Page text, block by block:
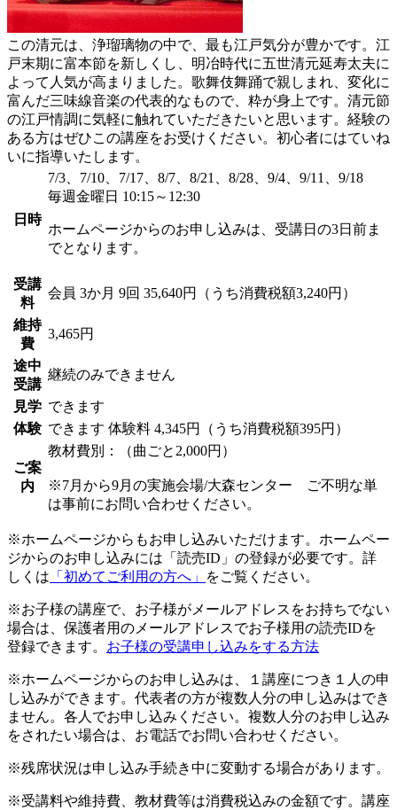
この清元は、浄瑠璃物の中で、最も江戸気分が豊かです。江
戸末期に富本節を新しくし、明冶時代に五世清元延寿太夫に
よって人気が高まりました。歌舞伎舞踊で親しまれ、変化に
富んだ三味線音楽の代表的なもので、粋が身上です。清元節
の江戸情調に気軽に触れていただきたいと思います。経験の
ある方はぜひこの講座をお受けください。初心者にはていね
いに指導いたします。
日時
7/3、7/10、7/17、8/7、8/21、8/28、9/4、9/11、9/18
毎週金曜日 10:15～12:30
ホームページからのお申し込みは、受講日の3日前ま
でとなります。
受講
料
会員 3か月 9回 35,640円（うち消費税額3,240円）
維持
費
3,465円
途中
受講
継続のみできません
見学 できます
体験 できます 体験料 4,345円（うち消費税額395円）
ご案
内
教材費別：（曲ごと2,000円）
※7月から9月の実施会場/大森センター ご不明な単
は事前にお問い合わせください。
※ホームページからもお申し込みいただけます。ホームペー
ジからのお申し込みには「読売ID」の登録が必要です。詳
しくは 「初めてご利用の方へ」 をご覧ください。
※お子様の講座で、お子様がメールアドレスをお持ちでない
場合は、保護者用のメールアドレスでお子様用の読売IDを
登録できます。 お子様の受講申し込みをする方法
※ホームページからのお申し込みは、１講座につき１人の申
し込みができます。代表者の方が複数人分の申し込みはでき
ません。各人でお申し込みください。複数人分のお申し込み
をされたい場合は、お電話でお問い合わせください。
※残席状況は申し込み手続き中に変動する場合があります。
※受講料や維持費、教材費等は消費税込みの金額です。講座